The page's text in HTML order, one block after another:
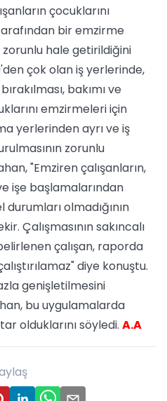
çocuklarını
bir emzirme
zorunlu hale getirildiğini
çok olan iş yerlerinde,
bakımı ve
emzirmeleri için
yerlerinden ayrı ve iş
zorunlu
"Emziren çalışanların,
işe başlamalarından
olmadığının
Çalışmasının sakıncalı
çalışan, raporda
diye konuştu.
genişletilmesini
bu uygulamalarda
olduklarını söyledi. A.A